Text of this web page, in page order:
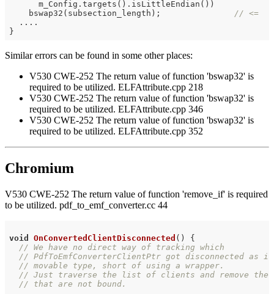
      m_Config.targets().isLittleEndian())
    bswap32(subsection_length);
// <=
  ....
Similar errors can be found in some other places:
V530 CWE-252 The return value of function 'bswap32' is
required to be utilized. ELFAttribute.cpp 218
V530 CWE-252 The return value of function 'bswap32' is
required to be utilized. ELFAttribute.cpp 346
V530 CWE-252 The return value of function 'bswap32' is
required to be utilized. ELFAttribute.cpp 352
Chromium
V530 CWE-252 The return value of function 'remove_if' is required
to be utilized. pdf_to_emf_converter.cc 44
void OnConvertedClientDisconnected ()
{
// We have no direct way of tracking which
// PdfToEmfConverterClientPtr got disconnected as
// movable type, short of using a wrapper.
// Just traverse the list of clients and remove the
// that are not bound.